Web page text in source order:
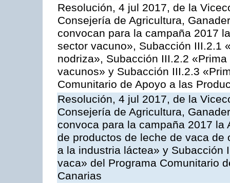
Resolución, 4 jul 2017, de la
Consejería de Agricultura,
convocan para la campaña 2017
sector vacuno», Subacción III.2.1
nodriza», Subacción III.2.2
vacunos» y Subacción III.2.3
Comunitario de Apoyo a las
Resolución, 4 jul 2017, de la
Consejería de Agricultura,
convoca para la campaña 2017
de productos de leche de vaca
a la industria láctea» y Subacción
vaca» del Programa Comunitario
Canarias